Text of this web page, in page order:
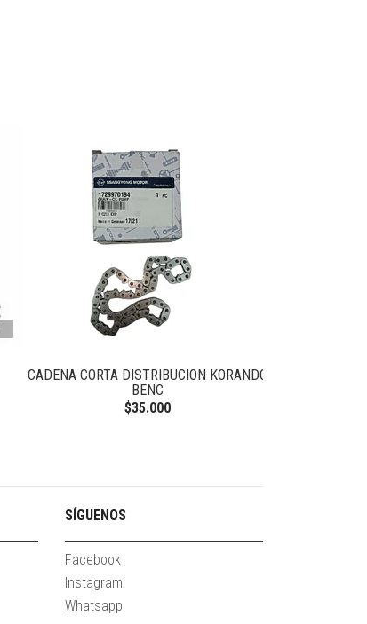
CADENA CORTA DISTRIBUCION KORANDO
BENC
$35.000
SÍGUENOS
Facebook
Instagram
Whatsapp